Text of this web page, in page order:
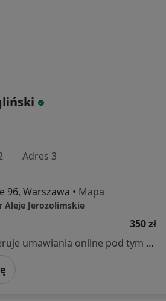
Adres 3
96, Warszawa • Mapa
Aleje Jerozolimskie
350 zł
Specjalista nie oferuje umawiania online pod tym adresem.